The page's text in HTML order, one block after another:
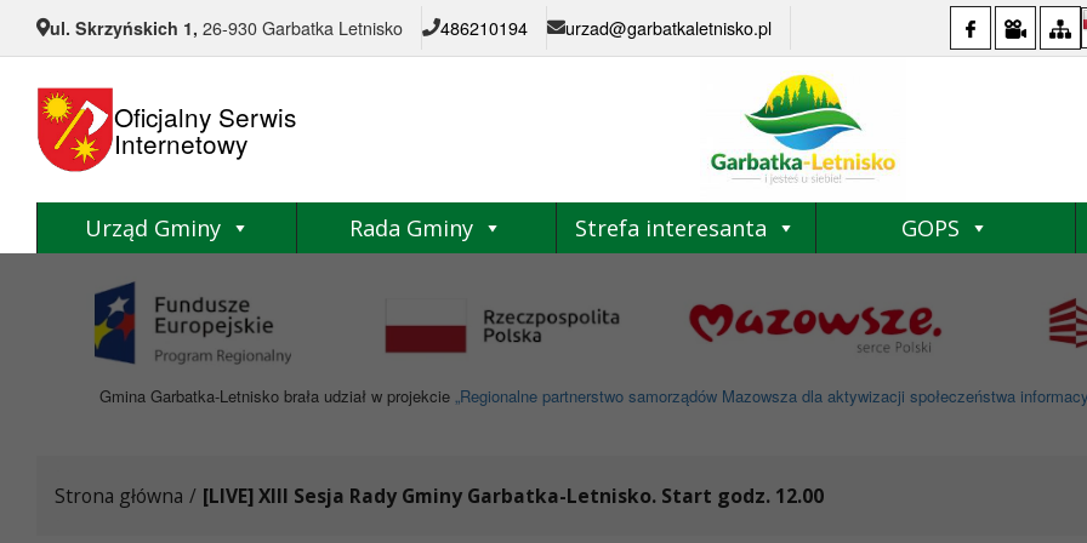
ul. Skrzyńskich 1, 26-930 Garbatka Letnisko 486210194 urzad@garbatkaletnisko.pl
Oficjalny Serwis
Internetowy
Urząd Gminy Rada Gminy Strefa interesanta GOPS
Gmina Garbatka-Letnisko brała udział w projekcie „Regionalne partnerstwo samorządów Mazowsza dla aktywizacji społeczeństwa
Strona główna / [LIVE] XIII Sesja Rady Gminy Garbatka-Letnisko. Start godz. 12.00